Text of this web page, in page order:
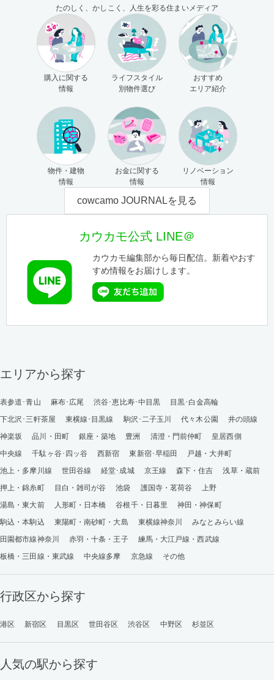
たのしく、かしこく、人生を彩る住まいメディア
購入に関する
情報
ライフスタイル
別物件選び
おすすめ
エリア紹介
物件・建物
情報
お金に関する
情報
リノベーション
情報
cowcamo JOURNALを見る
カウカモ公式 LINE＠
カウカモ編集部から毎日配信。新着やおす
すめ情報をお届けします。
エリアから探す
表参道･青山 麻布･広尾 渋谷･恵比寿･中目黒
目黒･白金高輪
下北沢･三軒茶屋
東横線･目黒線 駒沢･二子玉川 代々木公園
井の頭線
神楽坂
品川・田町 銀座・築地 豊洲 清澄・門前仲町
皇居西側
中央線
千駄ヶ谷･四ッ谷 西新宿 東新宿･早稲田
戸越・大井町
池上・多摩川線
世田谷線 経堂･成城 京王線 森下・住吉
浅草・蔵前
押上・錦糸町
目白・雑司が谷 池袋 護国寺・茗荷谷
上野
湯島・東大前
人形町・日本橋 谷根千・日暮里
神田・神保町
駒込・本駒込
東陽町・南砂町・大島 東横線神奈川
みなとみらい線
田園都市線神奈川
赤羽・十条・王子
練馬・大江戸線・西武線
板橋・三田線・東武線
中央線多摩 京急線 その他
行政区から探す
港区 新宿区 目黒区 世田谷区 渋谷区 中野区 杉並区
人気の駅から探す